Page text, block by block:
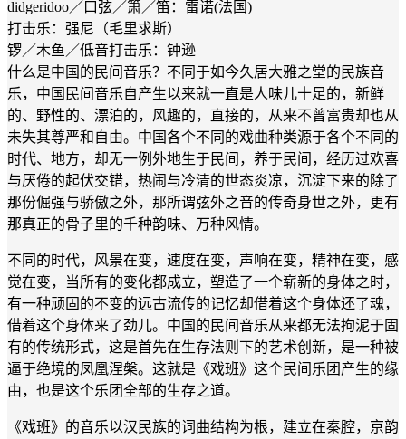
didgeridoo／口弦／箫／笛：雷诺(法国)
打击乐：强尼（毛里求斯）
锣／木鱼／低音打击乐：钟逊
什么是中国的民间音乐？不同于如今久居大雅之堂的民族音
乐，中国民间音乐自产生以来就一直是人味儿十足的，新鲜
的、野性的、漂泊的，风趣的，直接的，从来不曾富贵却也从
未失其尊严和自由。中国各个不同的戏曲种类源于各个不同的
时代、地方，却无一例外地生于民间，养于民间，经历过欢喜
与厌倦的起伏交错，热闹与冷清的世态炎凉，沉淀下来的除了
那份倔强与骄傲之外，那所谓弦外之音的传奇身世之外，更有
那真正的骨子里的千种韵味、万种风情。
不同的时代，风景在变，速度在变，声响在变，精神在变，感
觉在变，当所有的变化都成立，塑造了一个崭新的身体之时，
有一种顽固的不变的远古流传的记忆却借着这个身体还了魂，
借着这个身体来了劲儿。中国的民间音乐从来都无法拘泥于固
有的传统形式，这是首先在生存法则下的艺术创新，是一种被
逼于绝境的凤凰涅槃。这就是《戏班》这个民间乐团产生的缘
由，也是这个乐团全部的生存之道。
《戏班》的音乐以汉民族的词曲结构为根，建立在秦腔，京韵